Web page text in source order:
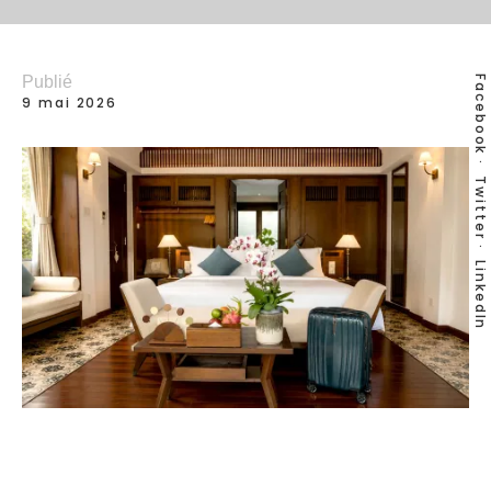
Facebook
Twitter
LinkedIn
Publié
9 mai 2026